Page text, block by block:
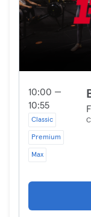
10:00 —
10:55
Classic
Premium
Max